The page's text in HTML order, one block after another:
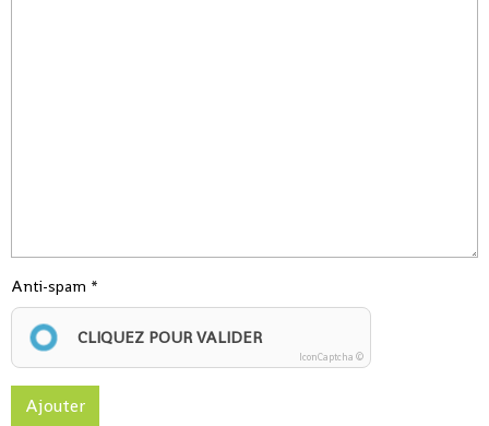
Anti-spam
CLIQUEZ POUR VALIDER
IconCaptcha ©
Ajouter